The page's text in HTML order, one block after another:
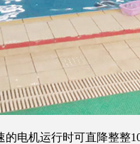
电机运行时可直降整